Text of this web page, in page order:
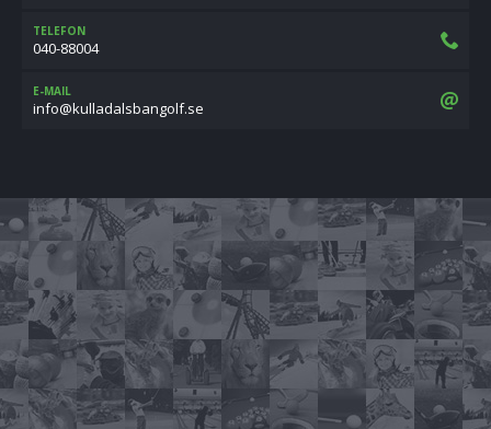
TELEFON
040-88004
E-MAIL
es.flognabsladalluk@ofni